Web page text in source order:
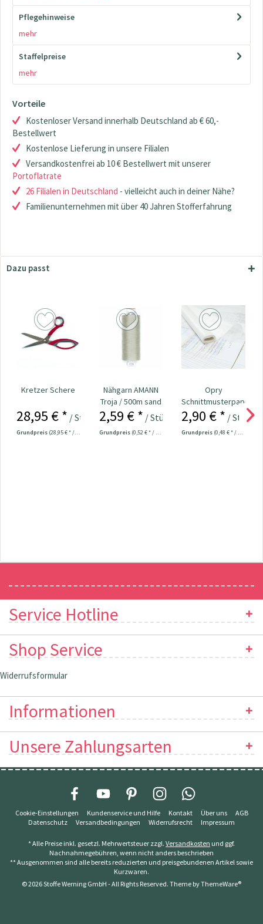
Pflegehinweise
mehr
Staffelpreise
mehr
Vorteile
Kostenloser Versand innerhalb Deutschland ab € 60,-
Bestellwert
Kostenlose Lieferung in unsere Filialen
Versandkostenfrei ab 10 € Bestellwert mit unserer
Portoflatrate
26 Filialen in Deutschland - vielleicht auch in deiner Nähe?
Familienunternehmen mit über 40 Jahren Stofferfahrung
Dazu passt
Kretzer Schere
28,95 € * / Stück
Grundpreis (28,95 € * / 1 Stück)
Nähgarn AMANN
Troja / 500m sand
Col.0326
2,59 € * / Stück
Grundpreis (0,52 € * / 100 Meter)
Opry
Schnittmusterpapier
- Seidenpapier...
2,90 € * / Stück
Grundpreis (0,48 € * / 1 m²)
Service Hotline
Shop Service
Widerrufsformular
Informationen
Unsere Zahlungsarten
Cookie-Einstellungen Kundenservice und Hilfe Kontakt Über uns
AGB
Datenschutz
Versandbedingungen Widerrufsrecht Impressum
* Alle Preise inkl. gesetzl. Mehrwertsteuer zzgl. Versandkosten und ggf.
Nachnahmegebühren, wenn nicht anders beschrieben
** Ausgenommen sind alle bereits reduzierten und preisgebundenen Artikel sowie
Kurzwaren.
© 2026 Stoffe Werning GmbH - All Rights Reserved. Theme byThemeWare®